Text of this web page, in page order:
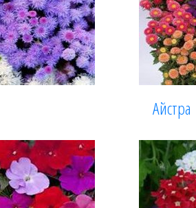
Айстра